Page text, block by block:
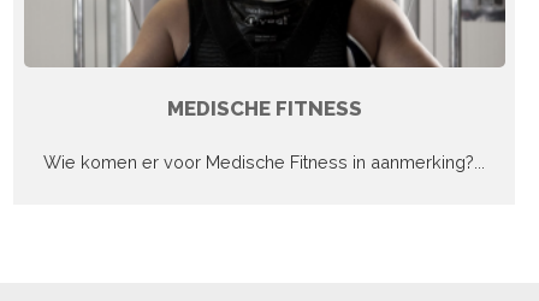
MEDISCHE FITNESS
Wie komen er voor Medische Fitness in aanmerking?...